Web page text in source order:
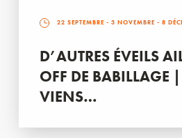
22 SEPTEMBRE - 3 NOVEMBRE - 8
D’AUTRES ÉVEILS
OFF DE BABILLAGE
VIENS…